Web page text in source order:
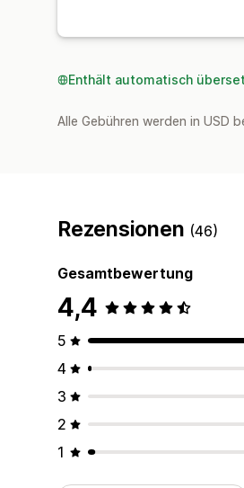
Enthält automatisch
Alle Gebühren werden in USD
Rezensionen (46)
Gesamtbewertung
4,4
5
4
3
2
1